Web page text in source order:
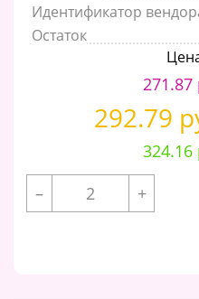
Идентификатор
Остаток
271.87
292.79
324.16
–
+